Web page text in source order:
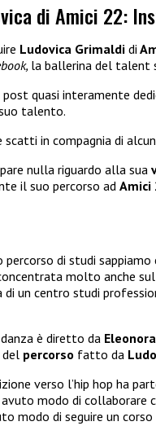
di Amici 22:
Ludovica Grimaldi di
la ballerina del talent
quasi interamente
talento.
scatti in compagnia di
nulla riguardo alla sua
il suo percorso ad Amici
percorso di studi
molto anche
un centro studi
è diretto da
percorso fatto da
verso l’hip hop ha
modo di collaborare
modo di seguire un